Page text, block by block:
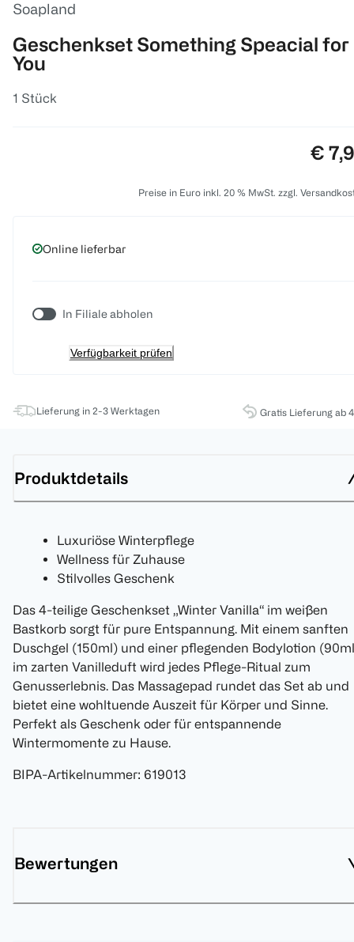
Soapland
Geschenkset Something Speacial for
You
1 Stück
€
Preise in Euro inkl. 20 % MwSt. zzgl.
Online lieferbar
In Filiale abholen
Verfügbarkeit prüfen
Lieferung in 2-3 Werktagen Gratis Lieferung ab
Produktdetails
Luxuriöse Winterpflege
Wellness für Zuhause
Stilvolles Geschenk
Das 4-teilige Geschenkset „Winter Vanilla“ im weißen
Bastkorb sorgt für pure Entspannung. Mit einem sanften
Duschgel (150ml) und einer pflegenden Bodylotion
im zarten Vanilleduft wird jedes Pflege-Ritual zum
Genusserlebnis. Das Massagepad rundet das Set ab und
bietet eine wohltuende Auszeit für Körper und Sinne.
Perfekt als Geschenk oder für entspannende
Wintermomente zu Hause.
BIPA-Artikelnummer: 619013
Bewertungen